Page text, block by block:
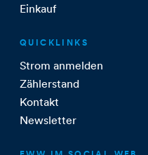
Einkauf
QUICKLINKS
Strom anmelden
Zählerstand
Kontakt
Newsletter